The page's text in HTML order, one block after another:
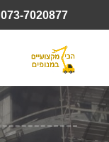
073-7020877